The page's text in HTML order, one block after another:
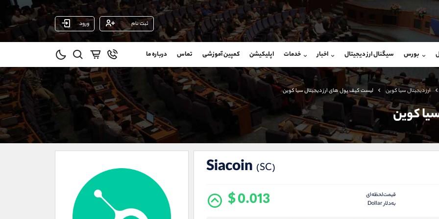
ثبت نام ورود
بورس سیگنال ارز دیجیتال اخبار خدمات اپلیکیشن کمپین آموزشی تماس درباره ما
ارز دیجیتال سیا کوین لیست کیف پول های ارز دیجیتال سیا کوین
کوین
Siacoin (SC)
قیمت‌لحظه‌ای
به‌دلار Dollar
$ 0.013
شروع گفتگو
@Armteam_admin_33
118
شروع گفتگو
@Armteam_admin_104
داخلی 104
(ایمان پوراسماعیلی)
09927779040
واتساپ شروع گفتگو
تلگرام @Armteam_admin_por
021-22021030
021-22021040
@alireza.mehrabii
@alirezamehrabi_com
@alirezamehrabi_official